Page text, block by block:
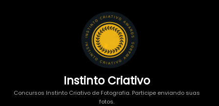
Instinto Criativo
Concursos Instinto Criativo de Fotografia. Participe enviando suas
fotos.